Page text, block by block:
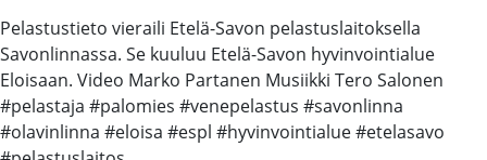
Pelastustieto vieraili Etelä-Savon pelastuslaitoksella
Savonlinnassa. Se kuuluu Etelä-Savon hyvinvointialue
Eloisaan. Video Marko Partanen Musiikki Tero Salonen
#pelastaja #palomies #venepelastus #savonlinna
#olavinlinna #eloisa #espl #hyvinvointialue #etelasavo